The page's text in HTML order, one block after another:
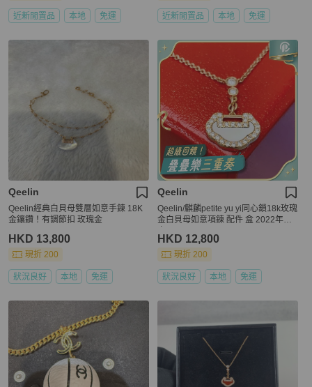
近新閒置品 本地 免運 近新閒置品 本地 免運
Qeelin
Qeelin經典白貝母雙層如意手鍊 18K
金鑲鑽！有調節扣 玫瑰金
HKD 13,800
現折 200
狀況良好 本地 免運
Qeelin
Qeelin/麒麟petite yu yi同心鎖18k玫瑰
金白貝母如意項鍊 配件 盒 2022年保
HKD 12,800
現折 200
狀況良好 本地 免運